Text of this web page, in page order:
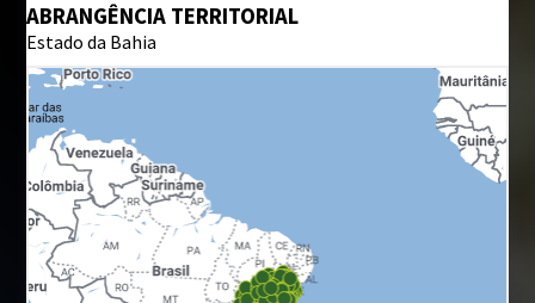
ABRANGÊNCIA TERRITORIAL
Estado da Bahia